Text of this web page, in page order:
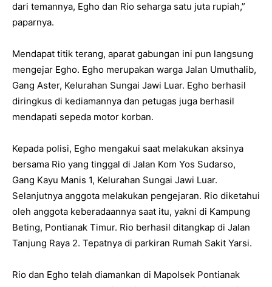
dari temannya, Egho dan Rio seharga satu juta rupiah,”
paparnya.
Mendapat titik terang, aparat gabungan ini pun langsung
mengejar Egho. Egho merupakan warga Jalan Umuthalib,
Gang Aster, Kelurahan Sungai Jawi Luar. Egho berhasil
diringkus di kediamannya dan petugas juga berhasil
mendapati sepeda motor korban.
Kepada polisi, Egho mengakui saat melakukan aksinya
bersama Rio yang tinggal di Jalan Kom Yos Sudarso,
Gang Kayu Manis 1, Kelurahan Sungai Jawi Luar.
Selanjutnya anggota melakukan pengejaran. Rio diketahui
oleh anggota keberadaannya saat itu, yakni di Kampung
Beting, Pontianak Timur. Rio berhasil ditangkap di Jalan
Tanjung Raya 2. Tepatnya di parkiran Rumah Sakit Yarsi.
Rio dan Egho telah diamankan di Mapolsek Pontianak